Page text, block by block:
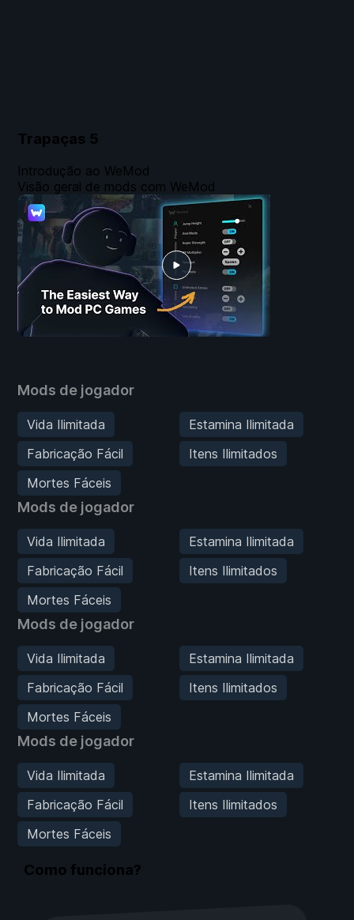
Trapaças 5
Mods de jogador
Vida Ilimitada
Estamina Ilimitada
Fabricação Fácil
Itens Ilimitados
Mortes Fáceis
Mods de jogador
Vida Ilimitada
Estamina Ilimitada
Fabricação Fácil
Itens Ilimitados
Mortes Fáceis
Mods de jogador
Vida Ilimitada
Estamina Ilimitada
Fabricação Fácil
Itens Ilimitados
Mortes Fáceis
Mods de jogador
Vida Ilimitada
Estamina Ilimitada
Fabricação Fácil
Itens Ilimitados
Mortes Fáceis
Introdução ao WeMod
Visão geral de mods com WeMod
Como funciona?